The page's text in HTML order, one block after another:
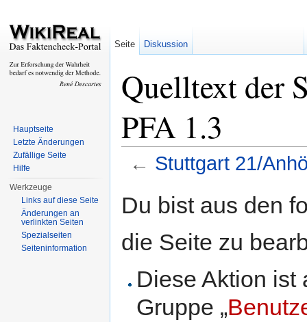
Quelltext der
PFA 1.3
← Stuttgart 21/
Du bist aus den
die Seite zu
Diese Aktion ist
Gruppe „
Seite Diskussion
Hauptseite
Letzte Änderungen
Zufällige Seite
Hilfe
Werkzeuge
Links auf diese Seite
Änderungen an
verlinkten Seiten
Spezialseiten
Seiteninformation